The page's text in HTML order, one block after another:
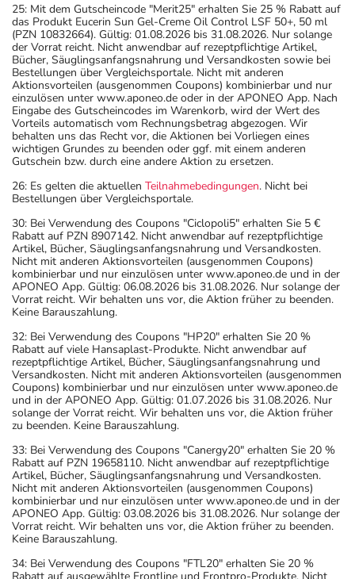
25: Mit dem Gutscheincode "Merit25" erhalten Sie 25 % Rabatt auf
das Produkt Eucerin Sun Gel-Creme Oil Control LSF 50+, 50 ml
(PZN 10832664). Gültig: 01.08.2026 bis 31.08.2026. Nur solange
der Vorrat reicht. Nicht anwendbar auf rezeptpflichtige Artikel,
Bücher, Säuglingsanfangsnahrung und Versandkosten sowie bei
Bestellungen über Vergleichsportale. Nicht mit anderen
Aktionsvorteilen (ausgenommen Coupons) kombinierbar und nur
einzulösen unter www.aponeo.de oder in der APONEO App. Nach
Eingabe des Gutscheincodes im Warenkorb, wird der Wert des
Vorteils automatisch vom Rechnungsbetrag abgezogen. Wir
behalten uns das Recht vor, die Aktionen bei Vorliegen eines
wichtigen Grundes zu beenden oder ggf. mit einem anderen
Gutschein bzw. durch eine andere Aktion zu ersetzen.
26: Es gelten die aktuellen Teilnahmebedingungen. Nicht bei
Bestellungen über Vergleichsportale.
30: Bei Verwendung des Coupons "Ciclopoli5" erhalten Sie 5 €
Rabatt auf PZN 8907142. Nicht anwendbar auf rezeptpflichtige
Artikel, Bücher, Säuglingsanfangsnahrung und Versandkosten.
Nicht mit anderen Aktionsvorteilen (ausgenommen Coupons)
kombinierbar und nur einzulösen unter www.aponeo.de und in der
APONEO App. Gültig: 06.08.2026 bis 31.08.2026. Nur solange der
Vorrat reicht. Wir behalten uns vor, die Aktion früher zu beenden.
Keine Barauszahlung.
32: Bei Verwendung des Coupons "HP20" erhalten Sie 20 %
Rabatt auf viele Hansaplast-Produkte. Nicht anwendbar auf
rezeptpflichtige Artikel, Bücher, Säuglingsanfangsnahrung und
Versandkosten. Nicht mit anderen Aktionsvorteilen (ausgenommen
Coupons) kombinierbar und nur einzulösen unter www.aponeo.de
und in der APONEO App. Gültig: 01.07.2026 bis 31.08.2026. Nur
solange der Vorrat reicht. Wir behalten uns vor, die Aktion früher
zu beenden. Keine Barauszahlung.
33: Bei Verwendung des Coupons "Canergy20" erhalten Sie 20 %
Rabatt auf PZN 19658110. Nicht anwendbar auf rezeptpflichtige
Artikel, Bücher, Säuglingsanfangsnahrung und Versandkosten.
Nicht mit anderen Aktionsvorteilen (ausgenommen Coupons)
kombinierbar und nur einzulösen unter www.aponeo.de und in der
APONEO App. Gültig: 03.08.2026 bis 31.08.2026. Nur solange der
Vorrat reicht. Wir behalten uns vor, die Aktion früher zu beenden.
Keine Barauszahlung.
34: Bei Verwendung des Coupons "FTL20" erhalten Sie 20 %